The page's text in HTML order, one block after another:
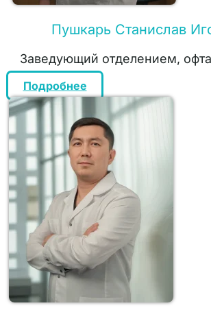
Пушкарь Станислав
Заведующий отделением,
Подробнее